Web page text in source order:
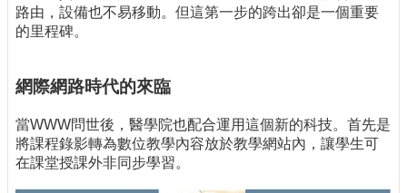
路由，設備也不易移動。但這第一步的跨出卻是一個重要
的里程碑。
網際網路時代的來臨
當WWW問世後，醫學院也配合運用這個新的科技。首先是
將課程錄影轉為數位教學內容放於教學網站內，讓學生可
在課堂授課外非同步學習。